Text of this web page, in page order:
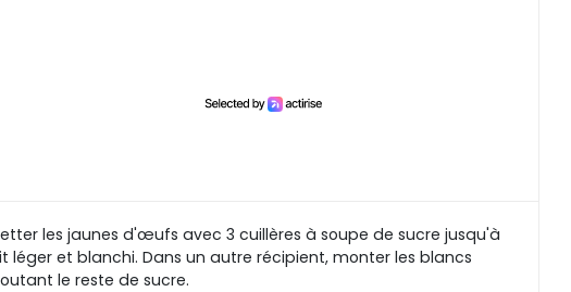
les jaunes d'œufs avec 3 cuillères à soupe de sucre jusqu'à
léger et blanchi. Dans un autre récipient, monter les blancs
le reste de sucre.